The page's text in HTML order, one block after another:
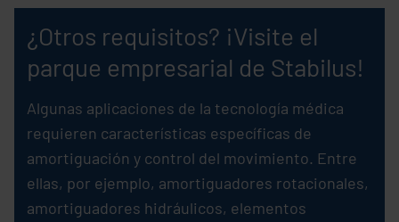
¿Otros requisitos? ¡Visite el
parque empresarial de Stabilus!
Algunas aplicaciones de la tecnología médica
requieren características específicas de
amortiguación y control del movimiento. Entre
ellas, por ejemplo, amortiguadores rotacionales,
amortiguadores hidráulicos, elementos